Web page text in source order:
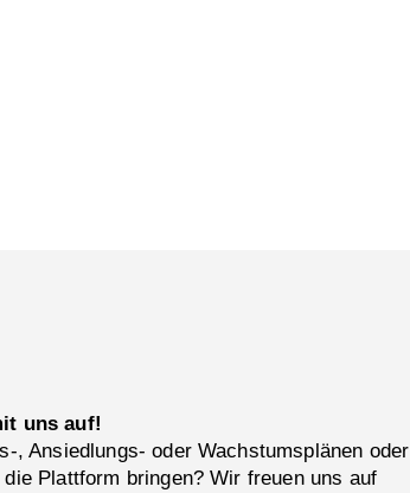
uns auf!
, Ansiedlungs- oder Wachstumsplänen oder
Plattform bringen? Wir freuen uns auf